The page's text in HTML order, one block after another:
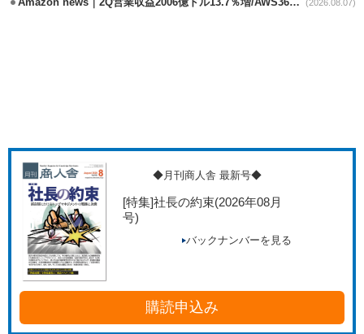
Amazon news｜2Q営業収益2006億ドル13.7％増/AWS36.8％％増が貢献 (2026.08.07)
◆月刊商人舎 最新号◆
[特集]社長の約束(2026年08月
号)
バックナンバーを見る
購読申込み